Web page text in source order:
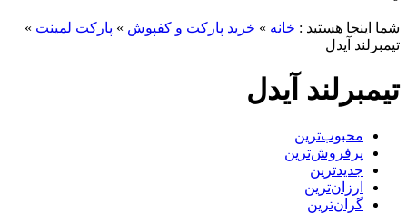
شما اینجا هستید : خانه » خرید پارکت و کفپوش » پارکت لمینت »
تیمبرلند آیدل
تیمبرلند آیدل
محبوب‌ترین
پرفروش‌ترین
جدیدترین
ارزان‌ترین
گران‌ترین